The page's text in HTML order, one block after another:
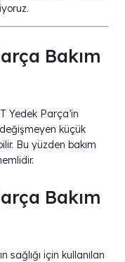
Bakım
Yedek Parça’in
küçük
Bu yüzden bakım
Bakım
sağlığı için kullanılan